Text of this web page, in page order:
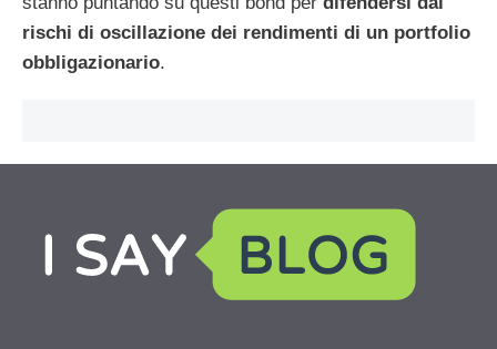
rischi di oscillazione dei rendimenti di un portfolio
obbligazionario.